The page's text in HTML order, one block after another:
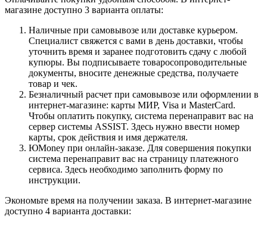
магазине доступно 3 варианта оплаты:
Наличные при самовывозе или доставке курьером.
Специалист свяжется с вами в день доставки, чтобы
уточнить время и заранее подготовить сдачу с любой
купюры. Вы подписываете товаросопроводительные
документы, вносите денежные средства, получаете
товар и чек.
Безналичный расчет при самовывозе или оформлении в
интернет-магазине: карты МИР, Visa и MasterCard.
Чтобы оплатить покупку, система перенаправит вас на
сервер системы ASSIST. Здесь нужно ввести номер
карты, срок действия и имя держателя.
ЮMoney при онлайн-заказе. Для совершения покупки
система перенаправит вас на страницу платежного
сервиса. Здесь необходимо заполнить форму по
инструкции.
Экономьте время на получении заказа. В интернет-магазине
доступно 4 варианта доставки: